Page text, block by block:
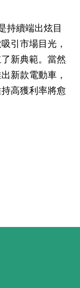
持續端出炫目
引市場目光，
新典範。當然
新款電動車，
高獲利率將愈